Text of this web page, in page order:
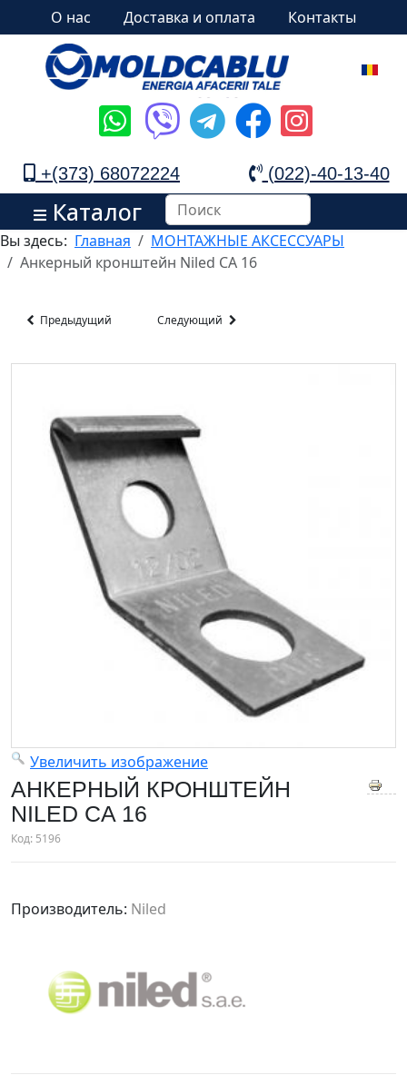
О нас Доставка и оплата Контакты
+(373) 68072224 (022)-40-13-40
Каталог
Вы здесь: Главная
МОНТАЖНЫЕ АКСЕССУАРЫ
Анкерный кронштейн Niled СA 16
Предыдущий Следующий
Увеличить изображение
АНКЕРНЫЙ КРОНШТЕЙН
NILED СA 16
Код: 5196
Производитель: Niled